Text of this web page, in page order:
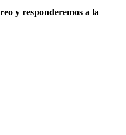
y responderemos a la